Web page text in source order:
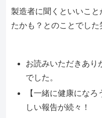
製造者に聞くといいこ
たかも？とのことでした
お読みいただきあり
でした。
【一緒に健康にな
しい報告が続々！